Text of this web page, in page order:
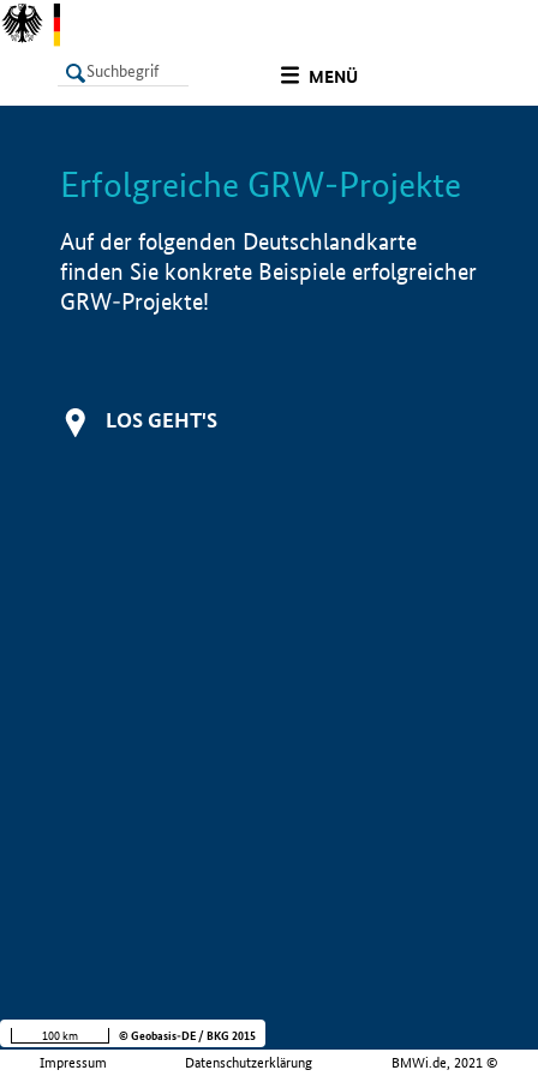
MENÜ
LISTE Info
Erfolgreiche GRW-Projekte
Auf der folgenden Deutschlandkarte
finden Sie konkrete Beispiele erfolgreicher
GRW-Projekte!
LOS GEHT'S
Impressum Datenschutzerklärung BMWi.de, 2021 ©
100 km © Geobasis-DE / BKG 2015